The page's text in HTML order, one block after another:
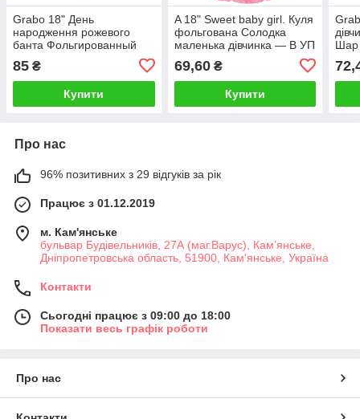
Grabo 18" День
народження рожевого
банта Фольгированный
85 ₴
Купити
A 18" Sweet baby girl. Куля
фольгована Солодка
маленька дівчинка — В УП
69,60₴
Купити
Шар
Про нас
96% позитивних з 29 відгуків за рік
Працює з 01.12.2019
м. Кам'янське
бульвар Будівельників, 27А (маг.Варус), Кам’янське,
Дніпропетровська область, 51900, Кам'янське, Україна
Контакти
Сьогодні працює з 09:00 до 18:00
Показати весь графік роботи
Про нас